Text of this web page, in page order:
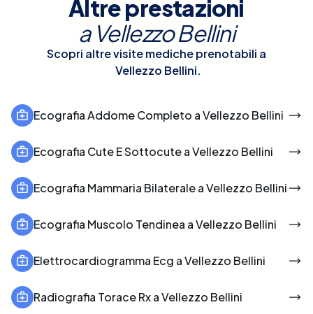
Altre prestazioni
a Vellezzo Bellini
Scopri altre visite mediche prenotabili a
Vellezzo Bellini.
Ecografia Addome Completo a Vellezzo Bellini
Ecografia Cute E Sottocute a Vellezzo Bellini
Ecografia Mammaria Bilaterale a Vellezzo Bellini
Ecografia Muscolo Tendinea a Vellezzo Bellini
Elettrocardiogramma Ecg a Vellezzo Bellini
Radiografia Torace Rx a Vellezzo Bellini